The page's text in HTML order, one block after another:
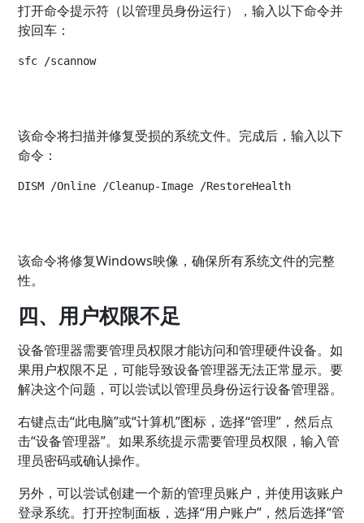
打开命令提示符（以管理员身份运行），输入以下命令并
按回车：
sfc /scannow
该命令将扫描并修复受损的系统文件。完成后，输入以下
命令：
DISM /Online /Cleanup-Image /RestoreHealth
该命令将修复Windows映像，确保所有系统文件的完整
性。
四、用户权限不足
设备管理器需要管理员权限才能访问和管理硬件设备。如
果用户权限不足，可能导致设备管理器无法正常显示。要
解决这个问题，可以尝试以管理员身份运行设备管理器。
右键点击“此电脑”或“计算机”图标，选择“管理”，然后点
击“设备管理器”。如果系统提示需要管理员权限，输入管
理员密码或确认操作。
另外，可以尝试创建一个新的管理员账户，并使用该账户
登录系统。打开控制面板，选择“用户账户”，然后选择“管